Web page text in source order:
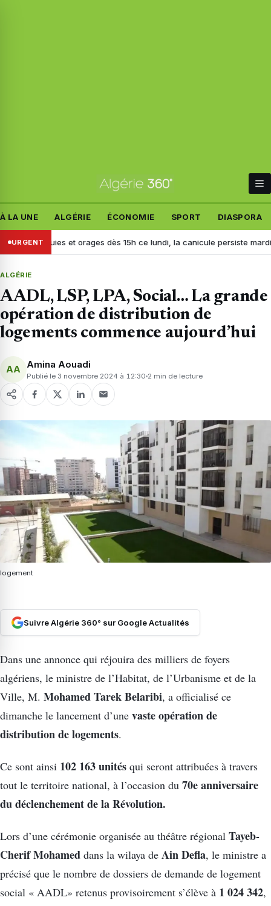
À LA UNE ALGÉRIE ÉCONOMIE SPORT DIASPORA
URGENT
: pluies et orages dès 15h ce lundi, la canicule persiste mardi dans
ALGÉRIE
AADL, LSP, LPA, Social… La grande
opération de distribution de
logements commence aujourd’hui
AA Amina Aouadi
Publié le 3 novembre 2024 à 12:30 2 min de lecture
logement
Suivre Algérie 360° sur Google Actualités
Dans une annonce qui réjouira des milliers de foyers
algériens, le ministre de l’Habitat, de l’Urbanisme et de la
Ville, M. Mohamed Tarek Belaribi, a officialisé ce
dimanche le lancement d’une vaste opération de
distribution de logements.
Ce sont ainsi 102 163 unités qui seront attribuées à travers
tout le territoire national, à l’occasion du 70e anniversaire
du déclenchement de la Révolution.
Lors d’une cérémonie organisée au théâtre régional Tayeb-
Cherif Mohamed dans la wilaya de Ain Defla, le ministre a
précisé que le nombre de dossiers de demande de logement
social « AADL» retenus provisoirement s’élève à 1 024 342,